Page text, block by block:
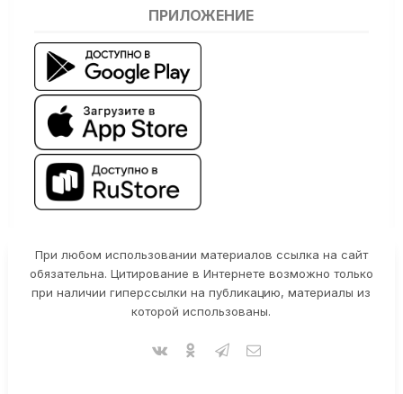
ПРИЛОЖЕНИЕ
При любом использовании материалов ссылка на сайт
обязательна. Цитирование в Интернете возможно только
при наличии гиперссылки на публикацию, материалы из
которой использованы.